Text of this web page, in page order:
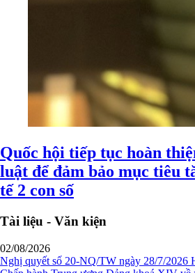
Quốc hội tiếp tục hoàn
luật để đảm bảo mục tiêu
tế 2 con số
Tài liệu - Văn kiện
02/08/2026
Nghị quyết số 20-NQ/TW ngày 28/7/2026